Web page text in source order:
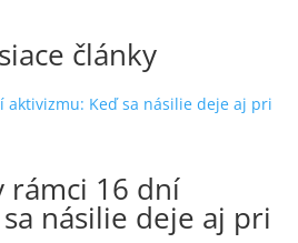
články
rámci 16 dní
násilie deje aj pri